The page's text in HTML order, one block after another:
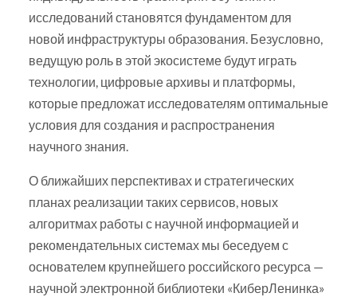
исследований становятся фундаментом для
новой инфраструктуры образования. Безусловно,
ведущую роль в этой экосистеме будут играть
технологии, цифровые архивы и платформы,
которые предложат исследователям оптимальные
условия для создания и распространения
научного знания.
О ближайших перспективах и стратегических
планах реализации таких сервисов, новых
алгоритмах работы с научной информацией и
рекомендательных системах мы беседуем с
основателем крупнейшего российского ресурса —
научной электронной библиотеки «КиберЛенинка»